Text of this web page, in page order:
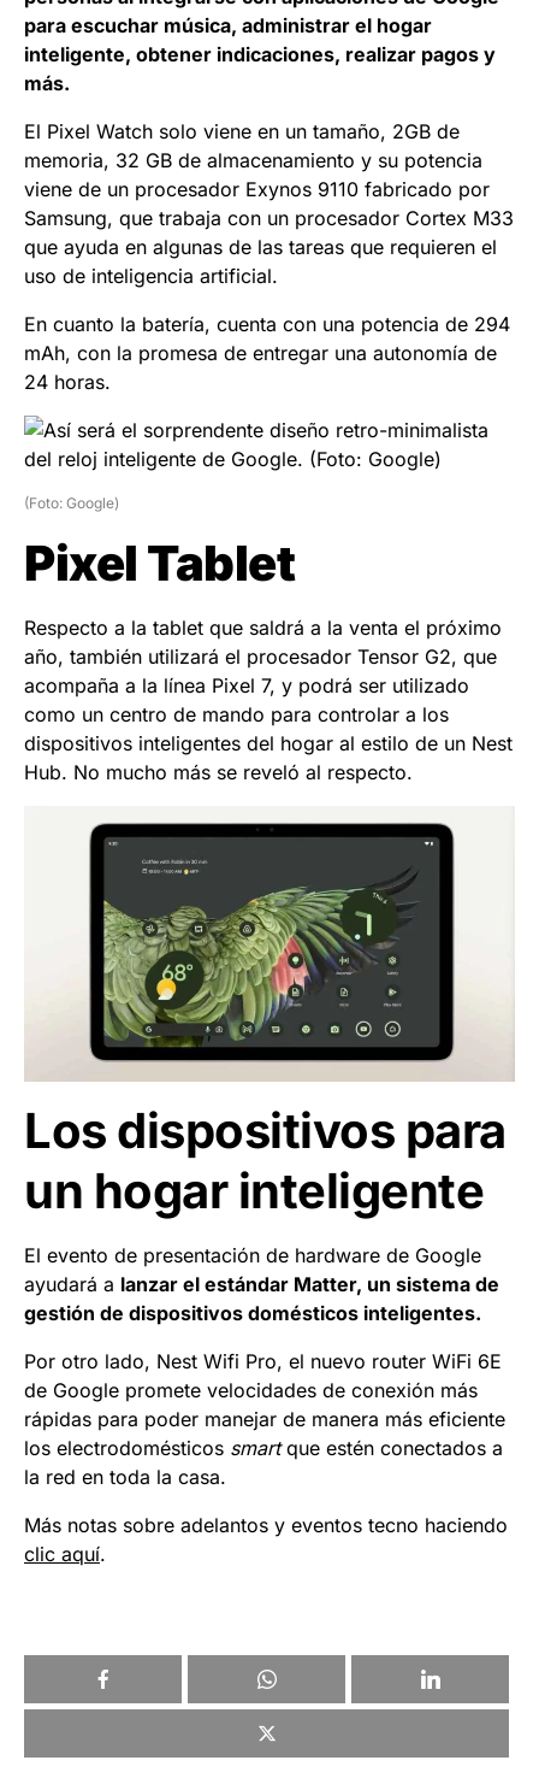
para escuchar música, administrar el hogar
inteligente, obtener indicaciones, realizar pagos y
más.
El Pixel Watch solo viene en un tamaño, 2GB de
memoria, 32 GB de almacenamiento y su potencia
viene de un procesador Exynos 9110 fabricado por
Samsung, que trabaja con un procesador Cortex M33
que ayuda en algunas de las tareas que requieren el
uso de inteligencia artificial.
En cuanto la batería, cuenta con una potencia de 294
mAh, con la promesa de entregar una autonomía de
24 horas.
(Foto: Google)
Pixel Tablet
Respecto a la tablet que saldrá a la venta el próximo
año, también utilizará el procesador Tensor G2, que
acompaña a la línea Pixel 7, y podrá ser utilizado
como un centro de mando para controlar a los
dispositivos inteligentes del hogar al estilo de un Nest
Hub. No mucho más se reveló al respecto.
Los dispositivos para
un hogar inteligente
El evento de presentación de hardware de Google
ayudará a lanzar el estándar Matter, un sistema de
gestión de dispositivos domésticos inteligentes.
Por otro lado, Nest Wifi Pro, el nuevo router WiFi 6E
de Google promete velocidades de conexión más
rápidas para poder manejar de manera más eficiente
los electrodomésticos smartque estén conectados a
la red en toda la casa.
Más notas sobre adelantos y eventos tecno haciendo
clic aquí.